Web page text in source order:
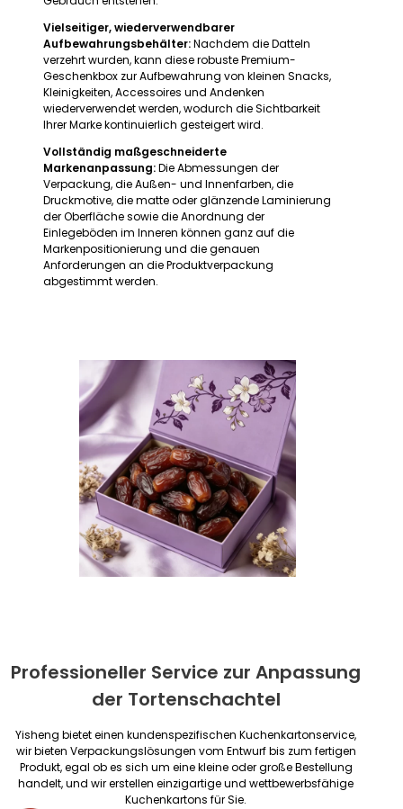
Vielseitiger, wiederverwendbarer
Aufbewahrungsbehälter:Nachdem die Datteln
verzehrt wurden, kann diese robuste Premium-
Geschenkbox zur Aufbewahrung von kleinen Snacks,
Kleinigkeiten, Accessoires und Andenken
wiederverwendet werden, wodurch die Sichtbarkeit
Ihrer Marke kontinuierlich gesteigert wird.
Vollständig maßgeschneiderte
Markenanpassung:Die Abmessungen der
Verpackung, die Außen- und Innenfarben, die
Druckmotive, die matte oder glänzende Laminierung
der Oberfläche sowie die Anordnung der
Einlegeböden im Inneren können ganz auf die
Markenpositionierung und die genauen
Anforderungen an die Produktverpackung
abgestimmt werden.
Professioneller Service zur Anpassung
der Tortenschachtel
Yisheng bietet einen kundenspezifischen Kuchenkartonservice,
wir bieten Verpackungslösungen vom Entwurf bis zum fertigen
Produkt, egal ob es sich um eine kleine oder große Bestellung
handelt, und wir erstellen einzigartige und wettbewerbsfähige
Kuchenkartons für Sie.